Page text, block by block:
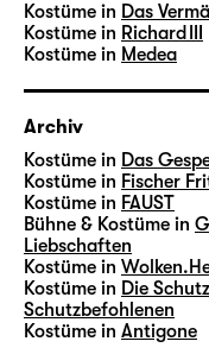
Kostüme in Das
Kostüme in Richard III
Kostüme in Medea
Archiv
Kostüme in Das
Kostüme in Fischer
Kostüme in FAUST
Bühne & Kostüme in
Liebschaften
Kostüme in
Kostüme in Die
Schutzbefohlenen
Kostüme in Antigone